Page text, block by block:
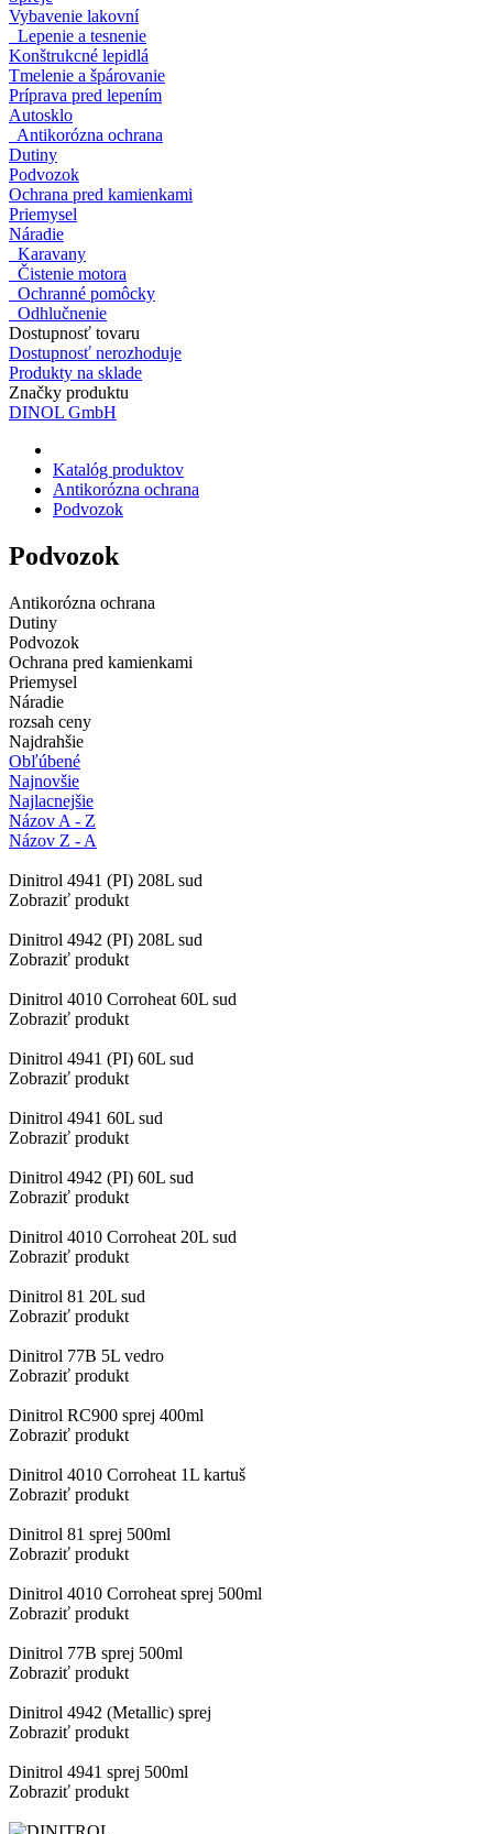
Vybavenie lakovní
Lepenie a tesnenie
Konštrukcné lepidlá
Tmelenie a špárovanie
Príprava pred lepením
Autosklo
Antikorózna ochrana
Dutiny
Podvozok
Ochrana pred kamienkami
Priemysel
Náradie
Karavany
Čistenie motora
Ochranné pomôcky
Odhlučnenie
Dostupnosť tovaru
Dostupnosť nerozhoduje
Produkty na sklade
Značky produktu
DINOL GmbH
Katalóg produktov
Antikorózna ochrana
Podvozok
Podvozok
Antikorózna ochrana
Dutiny
Podvozok
Ochrana pred kamienkami
Priemysel
Náradie
rozsah ceny
Najdrahšie
Obľúbené
Najnovšie
Najlacnejšie
Názov A - Z
Názov Z - A
Dinitrol 4941 (PI) 208L sud
Zobraziť produkt
Dinitrol 4942 (PI) 208L sud
Zobraziť produkt
Dinitrol 4010 Corroheat 60L sud
Zobraziť produkt
Dinitrol 4941 (PI) 60L sud
Zobraziť produkt
Dinitrol 4941 60L sud
Zobraziť produkt
Dinitrol 4942 (PI) 60L sud
Zobraziť produkt
Dinitrol 4010 Corroheat 20L sud
Zobraziť produkt
Dinitrol 81 20L sud
Zobraziť produkt
Dinitrol 77B 5L vedro
Zobraziť produkt
Dinitrol RC900 sprej 400ml
Zobraziť produkt
Dinitrol 4010 Corroheat 1L kartuš
Zobraziť produkt
Dinitrol 81 sprej 500ml
Zobraziť produkt
Dinitrol 4010 Corroheat sprej 500ml
Zobraziť produkt
Dinitrol 77B sprej 500ml
Zobraziť produkt
Dinitrol 4942 (Metallic) sprej
Zobraziť produkt
Dinitrol 4941 sprej 500ml
Zobraziť produkt